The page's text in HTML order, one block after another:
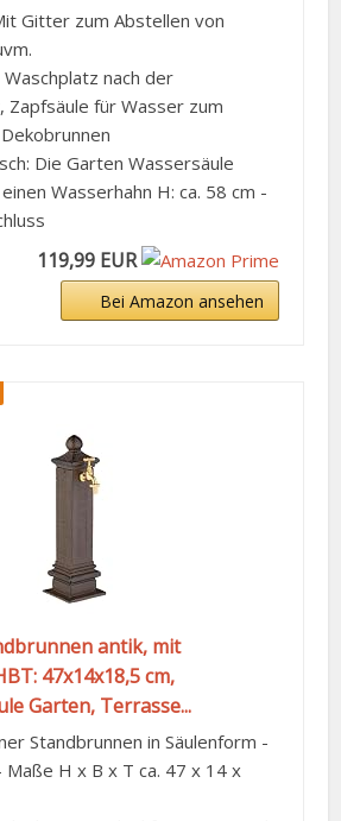
Gitter zum Abstellen von
nach der
Zapfsäule für Wasser zum
Die Garten Wassersäule
Wasserhahn H: ca. 58 cm -
119,99 EUR
Bei Amazon ansehen
antik, mit
47x14x18,5 cm,
Garten, Terrasse...
Standbrunnen in Säulenform -
Maße H x B x T ca. 47 x 14 x